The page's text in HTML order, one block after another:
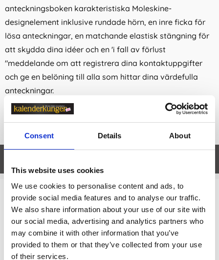
Consent Details About
This website uses cookies
We use cookies to personalise content and ads, to
provide social media features and to analyse our traffic.
We also share information about your use of our site with
our social media, advertising and analytics partners who
may combine it with other information that you’ve
provided to them or that they’ve collected from your use
of their services.
anteckningsboken karakteristiska Moleskine-
designelement inklusive rundade hörn, en inre ficka för
lösa anteckningar, en matchande elastisk stängning för
att skydda dina idéer och en 'i fall av förlust
"meddelande om att registrera dina kontaktuppgifter
och ge en belöning till alla som hittar dina värdefulla
anteckningar.
Format: Large 13x21cm
Relaterade kategorier
Moleskine
Moleskine /
Moleskine Notebooks